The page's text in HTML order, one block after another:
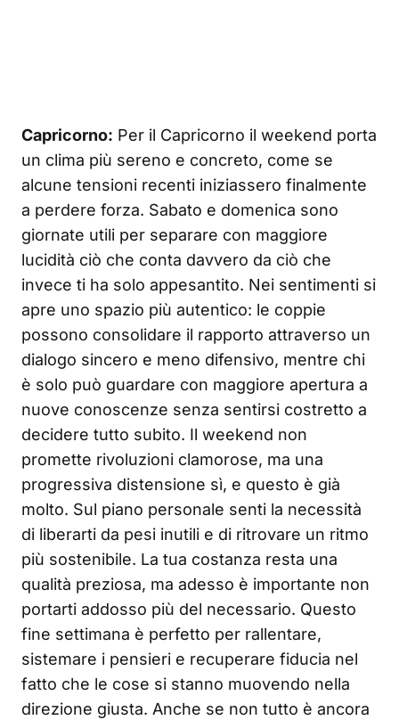
Capricorno: Per il Capricorno il weekend porta
un clima più sereno e concreto, come se
alcune tensioni recenti iniziassero finalmente
a perdere forza. Sabato e domenica sono
giornate utili per separare con maggiore
lucidità ciò che conta davvero da ciò che
invece ti ha solo appesantito. Nei sentimenti si
apre uno spazio più autentico: le coppie
possono consolidare il rapporto attraverso un
dialogo sincero e meno difensivo, mentre chi
è solo può guardare con maggiore apertura a
nuove conoscenze senza sentirsi costretto a
decidere tutto subito. Il weekend non
promette rivoluzioni clamorose, ma una
progressiva distensione sì, e questo è già
molto. Sul piano personale senti la necessità
di liberarti da pesi inutili e di ritrovare un ritmo
più sostenibile. La tua costanza resta una
qualità preziosa, ma adesso è importante non
portarti addosso più del necessario. Questo
fine settimana è perfetto per rallentare,
sistemare i pensieri e recuperare fiducia nel
fatto che le cose si stanno muovendo nella
direzione giusta. Anche se non tutto è ancora